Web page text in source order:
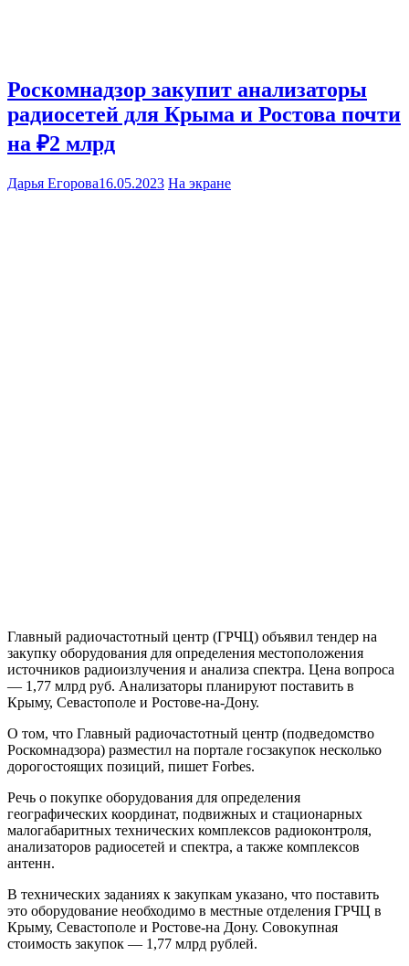
Роскомнадзор закупит анализаторы
радиосетей для Крыма и Ростова почти
на ₽2 млрд
Дарья Егорова16.05.2023 На экране
Главный радиочастотный центр (ГРЧЦ) объявил тендер на
закупку оборудования для определения местоположения
источников радиоизлучения и анализа спектра. Цена вопроса
— 1,77 млрд руб. Анализаторы планируют поставить в
Крыму, Севастополе и Ростове-на-Дону.
О том, что Главный радиочастотный центр (подведомство
Роскомнадзора) разместил на портале госзакупок несколько
дорогостоящих позиций, пишет Forbes.
Речь о покупке оборудования для определения
географических координат, подвижных и стационарных
малогабаритных технических комплексов радиоконтроля,
анализаторов радиосетей и спектра, а также комплексов
антенн.
В технических заданиях к закупкам указано, что поставить
это оборудование необходимо в местные отделения ГРЧЦ в
Крыму, Севастополе и Ростове-на Дону. Совокупная
стоимость закупок — 1,77 млрд рублей.